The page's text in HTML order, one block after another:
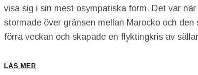
visa sig i sin mest osympatiska form. Det var
stormade över gränsen mellan Marocko och
förra veckan och skapade en flyktingkris av
LÄS MER